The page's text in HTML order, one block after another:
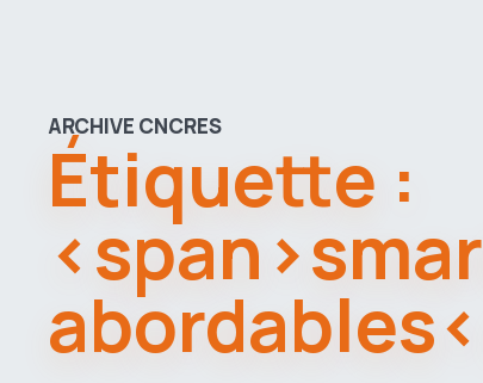
ARCHIVE CNCRES
Étiquette :